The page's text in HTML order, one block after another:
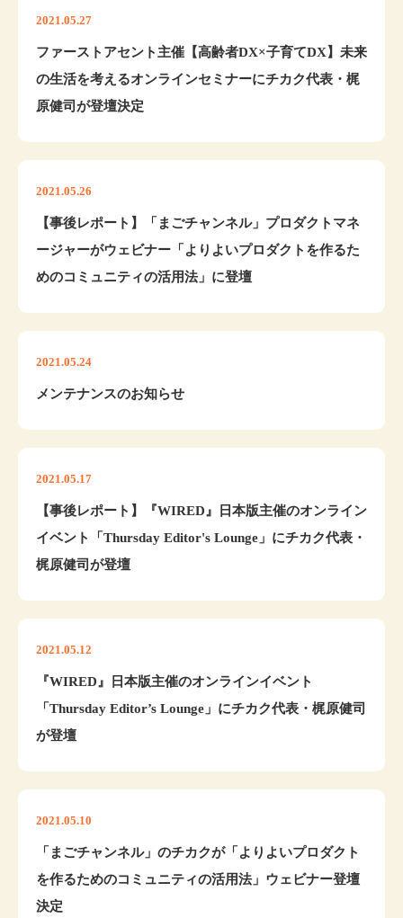
2021.05.27
ファーストアセント主催【高齢者DX×子育てDX】未来
の生活を考えるオンラインセミナーにチカク代表・梶
原健司が登壇決定
2021.05.26
【事後レポート】「まごチャンネル」プロダクトマネ
ージャーがウェビナー「よりよいプロダクトを作るた
めのコミュニティの活用法」に登壇
2021.05.24
メンテナンスのお知らせ
2021.05.17
【事後レポート】『WIRED』日本版主催のオンライン
イベント「Thursday Editor's Lounge」にチカク代表・
梶原健司が登壇
2021.05.12
『WIRED』日本版主催のオンラインイベント
「Thursday Editor’s Lounge」にチカク代表・梶原健司
が登壇
2021.05.10
「まごチャンネル」のチカクが「よりよいプロダクト
を作るためのコミュニティの活用法」ウェビナー登壇
決定